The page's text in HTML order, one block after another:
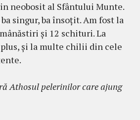
neobosit al Sfântului Munte.
singur, ba însoţit. Am fost la
şi 12 schituri. La
şi la multe chilii din cele
Athosul pelerinilor care ajung